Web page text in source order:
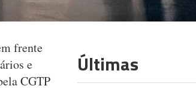
frente
e
CGTP
Últimas